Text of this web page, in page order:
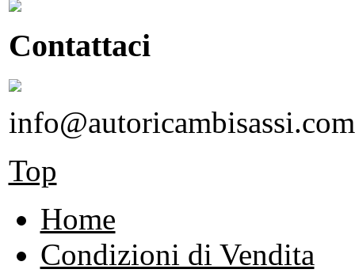
Contattaci
info@autoricambisassi.com
Top
Home
Condizioni di Vendita